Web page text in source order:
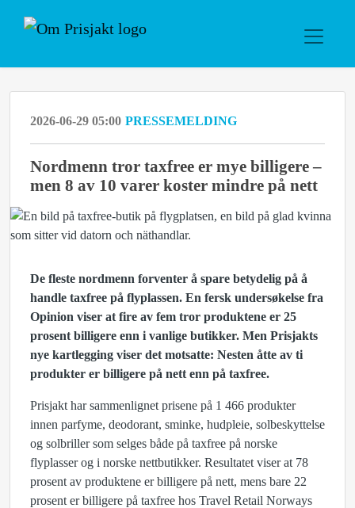
2026-06-29 05:00 PRESSEMELDING
Nordmenn tror taxfree er mye billigere –
men 8 av 10 varer koster mindre på nett
De fleste nordmenn forventer å spare betydelig på å
handle taxfree på flyplassen. En fersk undersøkelse fra
Opinion viser at fire av fem tror produktene er 25
prosent billigere enn i vanlige butikker. Men Prisjakts
nye kartlegging viser det motsatte: Nesten åtte av ti
produkter er billigere på nett enn på taxfree.
Prisjakt har sammenlignet prisene på 1 466 produkter
innen parfyme, deodorant, sminke, hudpleie, solbeskyttelse
og solbriller som selges både på taxfree på norske
flyplasser og i norske nettbutikker. Resultatet viser at 78
prosent av produktene er billigere på nett, mens bare 22
prosent er billigere på taxfree hos Travel Retail Norways